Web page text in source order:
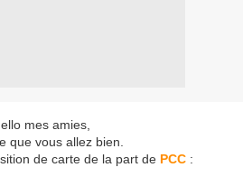
mes amies,
que vous allez bien.
de carte de la part de PCC :